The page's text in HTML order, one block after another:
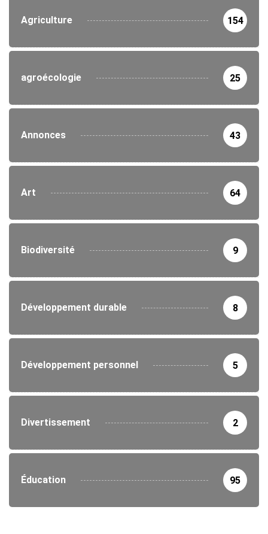
Agriculture 154
agroécologie 25
Annonces 43
Art 64
Biodiversité 9
Développement durable 8
Développement personnel 5
Divertissement 2
Éducation 95